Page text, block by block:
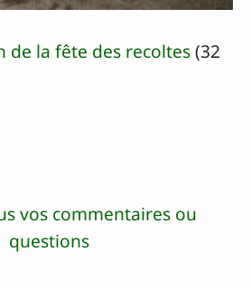
de la fête des recoltes(32
vos commentaires ou
questions